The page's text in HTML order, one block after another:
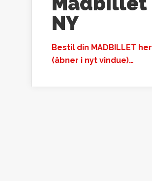
NY
Bestil din MADBILLET her
(åbner i nyt vindue)…